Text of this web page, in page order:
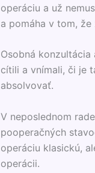
operáciu a už
a pomáha v tom,
Osobná
cítili a vnímali, či je
absolvovať.
V neposlednom
pooperačných
operáciu klasickú,
operácii.